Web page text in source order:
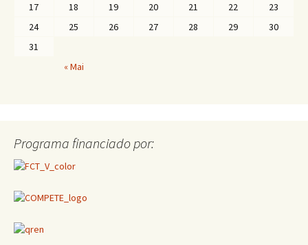
« Mai
17
18 19 20 21 22
23
24
25 26 27 28 29
30
31
Programa financiado por: